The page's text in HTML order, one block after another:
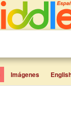
Imágenes